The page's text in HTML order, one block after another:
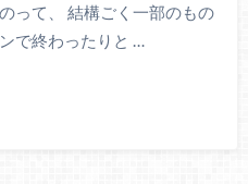
って、 結構ごく一部のもの
で終わったりと …